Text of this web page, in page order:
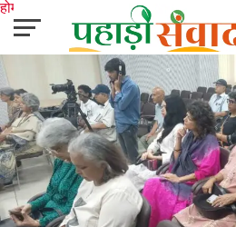
होम
उत्तराखंड उत्तरकाशी उधम सिंह नगर
देहरादून
नैनीताल पिथौरागढ़ पौड़ी गढ़वाल बागेश्वर
मनोरंजन